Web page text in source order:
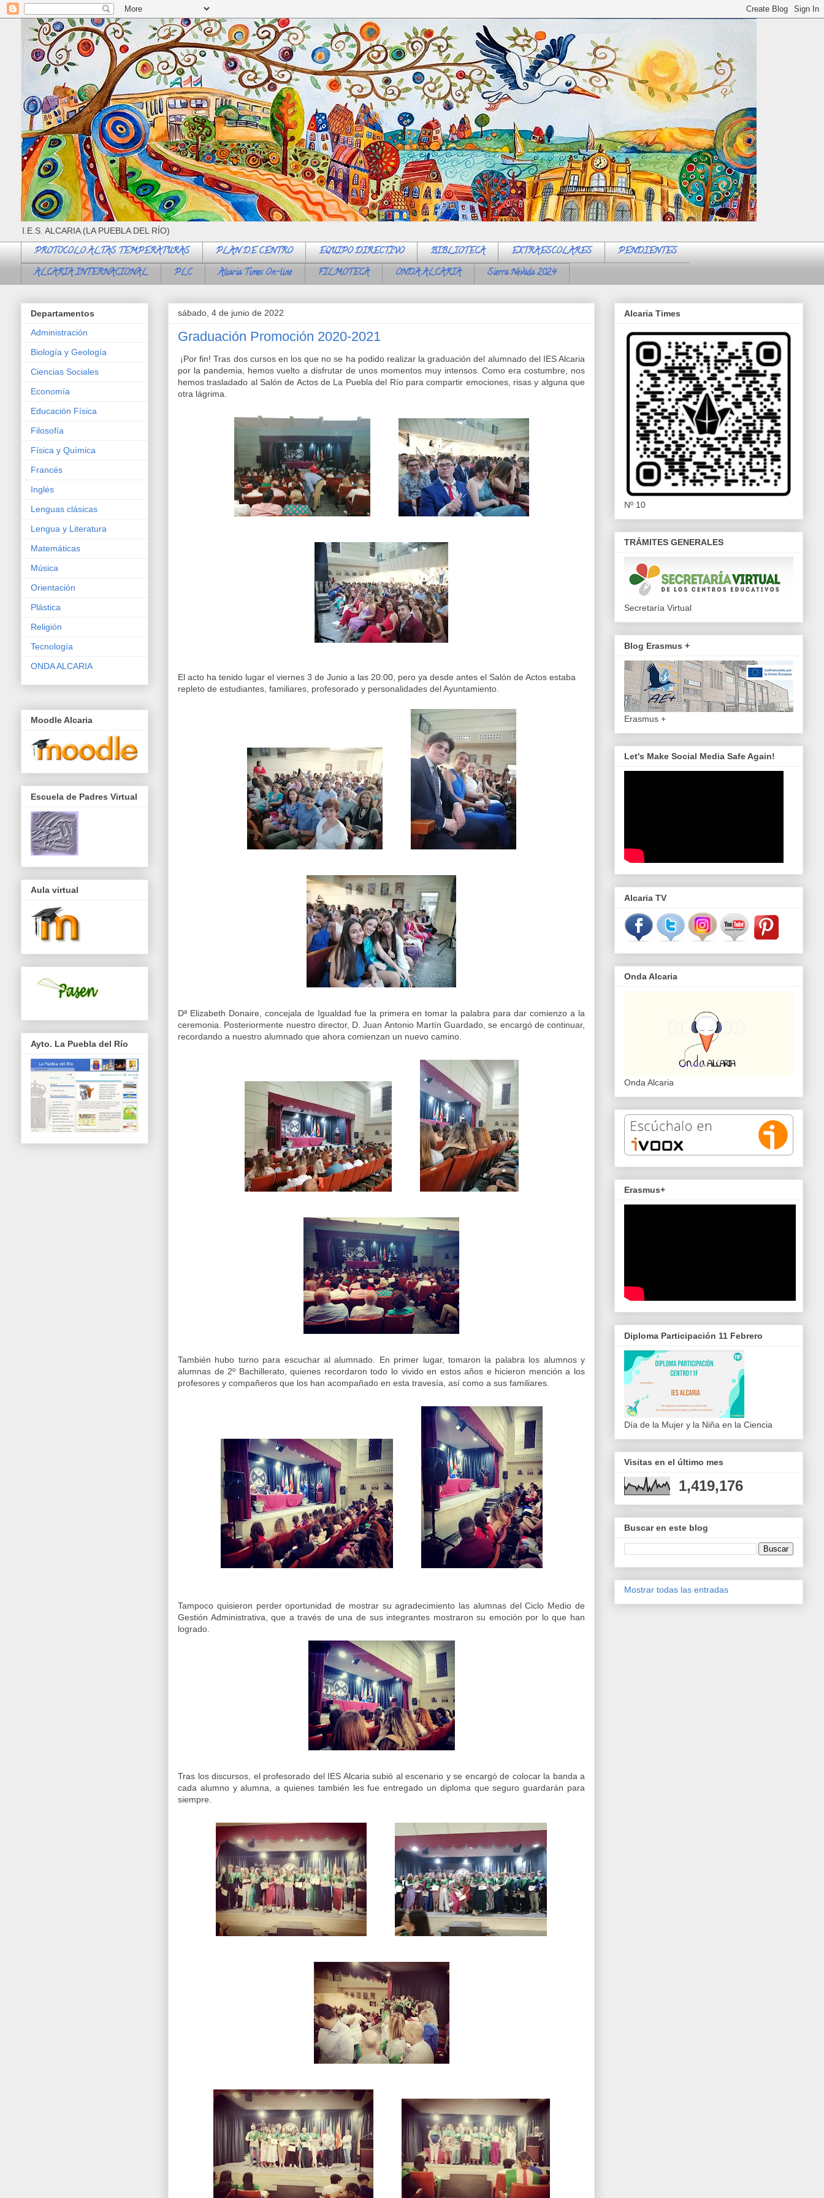
I.E.S. ALCARIA (LA PUEBLA DEL RÍO)
PROTOCOLO ALTAS TEMPERATURAS PLAN DE CENTRO EQUIPO DIRECTIVO BIBLIOTECA EXTRAESCOLARES
PENDIENTES
ALCARIA INTERNACIONAL
PLC Alcaria Times On-line FILMOTECA ONDA ALCARIA Sierra Nevada 2024
sábado, 4 de junio de 2022
Graduación Promoción 2020-2021
¡Por fin! Tras dos cursos en los que no se ha podido realizar la graduación del alumnado del IES Alcaria
por la pandemia, hemos vuelto a disfrutar de unos momentos muy intensos. Como era costumbre, nos
hemos trasladado al Salón de Actos de La Puebla del Río para compartir emociones, risas y alguna que
otra lágrima.
El acto ha tenido lugar el viernes 3 de Junio a las 20:00, pero ya desde antes el Salón de Actos estaba
repleto de estudiantes, familiares, profesorado y personalidades del Ayuntamiento.
Dª Elizabeth Donaire, concejala de Igualdad fue la primera en tomar la palabra para dar comienzo a la
ceremonia. Posteriormente nuestro director, D. Juan Antonio Martín Guardado, se encargó de continuar,
recordando a nuestro alumnado que ahora comienzan un nuevo camino.
También hubo turno para escuchar al alumnado. En primer lugar, tomaron la palabra los alumnos y
alumnas de 2º Bachillerato, quienes recordaron todo lo vivido en estos años e hicieron mención a los
profesores y compañeros que los han acompañado en esta travesía, así como a sus familiares.
Tampoco quisieron perder oportunidad de mostrar su agradecimiento las alumnas del Ciclo Medio de
Gestión Administrativa, que a través de una de sus integrantes mostraron su emoción por lo que han
logrado.
Tras los discursos, el profesorado del IES Alcaria subió al escenario y se encargó de colocar la banda a
cada alumno y alumna, a quienes también les fue entregado un diploma que seguro guardarán para
siempre.
Departamentos
Administración
Biología y Geología
Ciencias Sociales
Economía
Educación Física
Filosofía
Física y Química
Francés
Inglés
Lenguas clásicas
Lengua y Literatura
Matemáticas
Música
Orientación
Plástica
Religión
Tecnología
ONDA ALCARIA
Moodle Alcaria
Escuela de Padres Virtual
Aula virtual
Ayto. La Puebla del Río
Alcaria Times
Nº 10
TRÁMITES GENERALES
Secretaría Virtual
Blog Erasmus +
Erasmus +
Let's Make Social Media Safe Again!
Alcaria TV
Onda Alcaria
Onda Alcaria
Erasmus+
Diploma Participación 11 Febrero
Día de la Mujer y la Niña en la Ciencia
Visitas en el último mes
1,419,176
Buscar en este blog
Mostrar todas las entradas